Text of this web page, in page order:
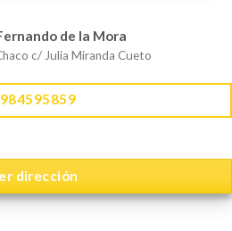
de la Mora
c/ Julia Miranda Cueto
dirección